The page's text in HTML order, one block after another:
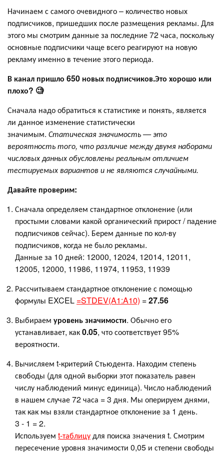
Начинаем с самого очевидного – количество новых
подписчиков, пришедших после размещения рекламы. Для
этого мы смотрим данные за последние 72 часа, поскольку
основные подписчики чаще всего реагируют на новую
рекламу именно в течение этого периода.
В канал пришло 650 новых подписчиков.Это хорошо или
плохо? 🧐
Сначала надо обратиться к статистике и понять, является
ли данное изменение статистически
значимым. Статическая значимость — это
вероятность того, что различие между двумя наборами
числовых данных обусловлены реальным отличием
тестируемых вариантов и не являются случайными.
Давайте проверим:
Сначала определяем стандартное отклонение (или
простыми словами какой органический прирост / падение
подписчиков сейчас). Берем данные по кол-ву
подписчиков, когда не было рекламы.
Данные за 10 дней: 12000, 12024, 12014, 12011,
12005, 12000, 11986, 11974, 11953, 11939
Рассчитываем стандартное отклонение с помощью
формулы EXCEL =STDEV(A1:A10) =27.56
Выбираем уровень значимости. Обычно его
устанавливает, как0.05, что соответствует 95%
вероятности.
Вычисляем t-критерий Стьюдента. Находим степень
свободы (для одной выборки этот показатель равен
числу наблюдений минус единица). Число наблюдений
в нашем случае 72 часа = 3 дня. Мы оперируем днями,
так как мы взяли стандартное отклонение за 1 день.
3 - 1 = 2.
Используем t-таблицудля поиска значения t. Смотрим
пересечение уровня значимости 0,05 и степени свободы